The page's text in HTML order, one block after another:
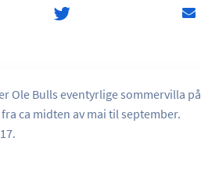
Ole Bulls eventyrlige sommervilla på
ca midten av mai til september.